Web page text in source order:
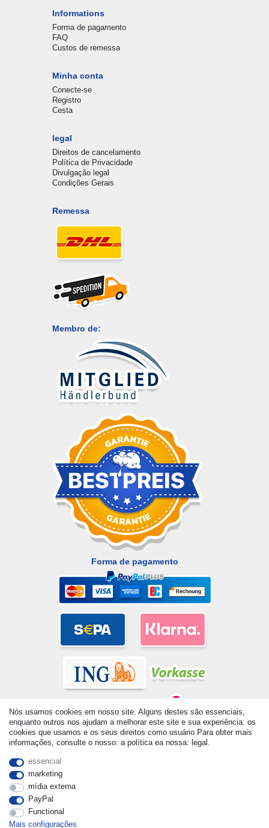
Informations
Forma de pagamento
FAQ
Custos de remessa
Minha conta
Conecte-se
Registro
Cesta
legal
Direitos de cancelamento
Política de Privacidade
Divulgação legal
Condições Gerais
Remessa
Membro de:
Forma de pagamento
© Copyright 2026 | Todos os direitos reservados. - All rights
| * Applies to deliveries to the UK!
Nós usamos cookies em nosso site. Alguns destes são essenciais,
enquanto outros nos ajudam a melhorar este site e sua experiência. os
cookies que usamos e os seus direitos como usuário Para obter mais
informações, consulte o nosso: a política ea nossa: legal.
essencial
marketing
mídia externa
PayPal
Functional
Mais configurações